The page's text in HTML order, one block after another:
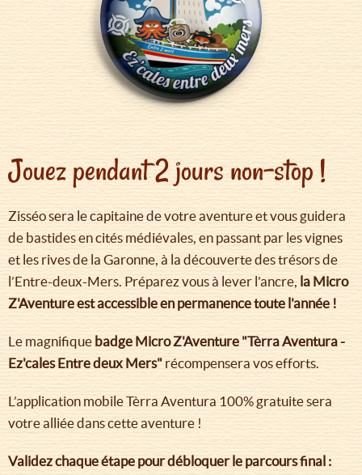
Jouez pendant 2 jours non-stop !
Zisséo sera le capitaine de votre aventure et vous guidera
de bastides en cités médiévales, en passant par les vignes
et les rives de la Garonne, à la découverte des trésors de
l’Entre-deux-Mers. Préparez vous à lever l'ancre, la Micro
Z'Aventure est accessible en permanence toute l'année !
Le magnifique badge Micro Z'Aventure "Tèrra Aventura -
Ez'cales Entre deux Mers" récompensera vos efforts.
L’application mobile Tèrra Aventura 100% gratuite sera
votre alliée dans cette aventure !
Validez chaque étape pour débloquer le parcours final :